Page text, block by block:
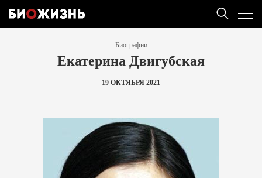
Биографии
Екатерина Двигубская
19 ОКТЯБРЯ 2021